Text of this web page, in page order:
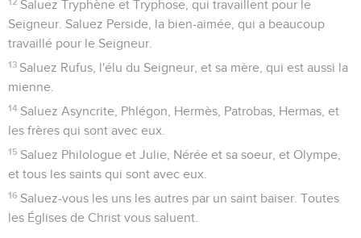
Saluez Tryphène et Tryphose, qui travaillent pour le
Seigneur. Saluez Perside, la bien-aimée, qui a beaucoup
travaillé pour le Seigneur.
13 Saluez Rufus, l'élu du Seigneur, et sa mère, qui est aussi la
mienne.
14 Saluez Asyncrite, Phlégon, Hermès, Patrobas, Hermas, et
les frères qui sont avec eux.
15 Saluez Philologue et Julie, Nérée et sa soeur, et Olympe,
et tous les saints qui sont avec eux.
16 Saluez-vous les uns les autres par un saint baiser. Toutes
les Églises de Christ vous saluent.